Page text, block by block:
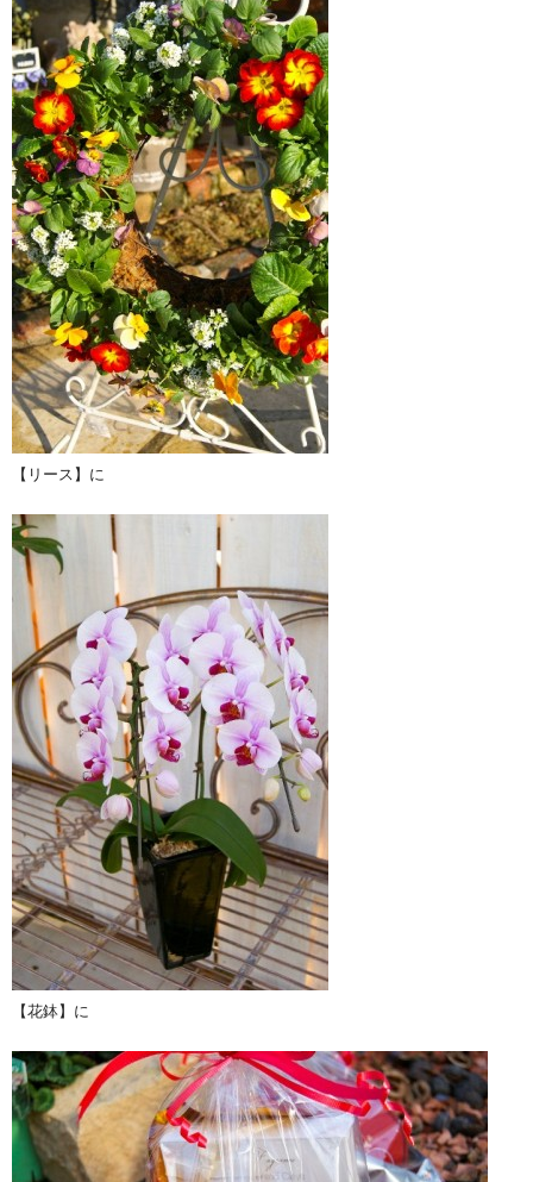
【リース】に
【花鉢】に